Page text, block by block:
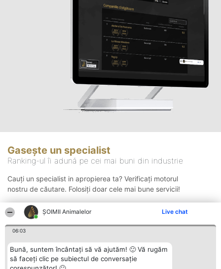
ŞOIMII Animalelor Live chat
06:03
Bună, suntem încântați să vă ajutăm! 🙂 Vă rugăm
să faceți clic pe subiectul de conversație
Gasește un specialist
Ranking-ul îi adună pe cei mai buni din industrie
Cauți un specialist in apropierea ta? Verificați motorul
nostru de căutare. Folosiți doar cele mai bune servicii!